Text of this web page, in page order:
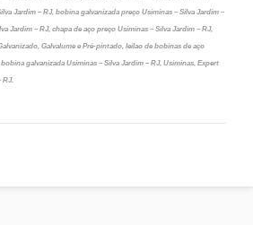
Jardim – RJ, bobina galvanizada preço Usiminas – Silva Jardim –
Jardim – RJ, chapa de aço preço Usiminas – Silva Jardim – RJ,
Galvalume e Pré-pintado, leilao de bobinas de aço
galvanizada Usiminas – Silva Jardim – RJ, Usiminas, Expert
RJ.